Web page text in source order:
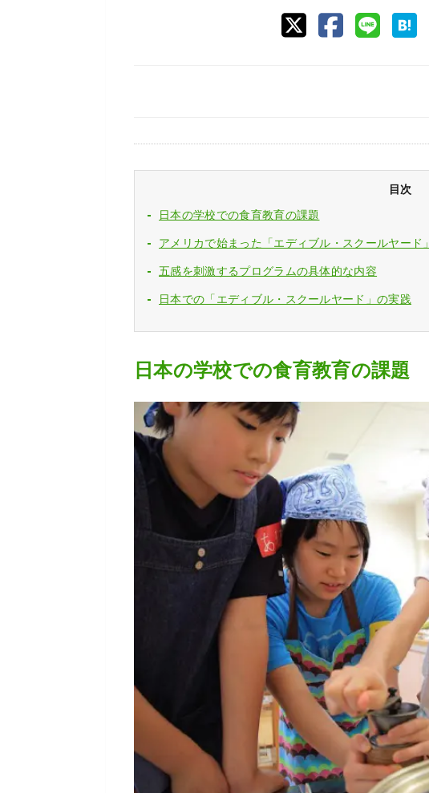
目次
日本の学校での食育教育の課題
アメリカで始まった「エディブル・スクールヤード」
五感を刺激するプログラムの具体的な内容
日本での「エディブル・スクールヤード」の実践
日本の学校での食育教育の課題